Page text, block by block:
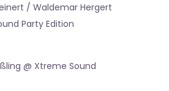
/ Waldemar Hergert
Party Edition
@ Xtreme Sound